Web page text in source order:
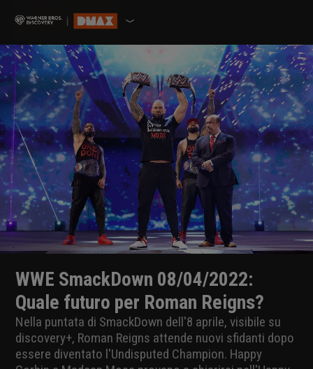
WWE SmackDown 08/04/2022:
Quale futuro per Roman Reigns?
Nella puntata di SmackDown dell'8 aprile, visibile su
discovery+, Roman Reigns attende nuovi sfidanti dopo
essere diventato l'Undisputed Champion. Happy